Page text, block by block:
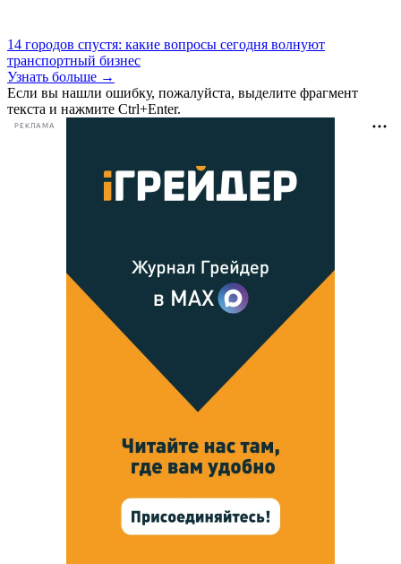
14 городов спустя: какие вопросы сегодня волнуют
транспортный бизнес
Узнать больше →
Если вы нашли ошибку, пожалуйста, выделите фрагмент
текста и нажмите Ctrl+Enter.
РЕКЛАМА